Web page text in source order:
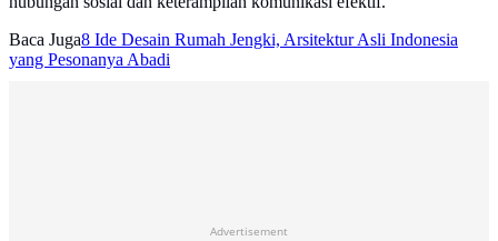
Baca Juga8 Ide Desain Rumah Jengki, Arsitektur Asli Indonesia
yang Pesonanya Abadi
Advertisement